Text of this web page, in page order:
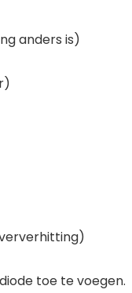
anders is)
toe te voegen.